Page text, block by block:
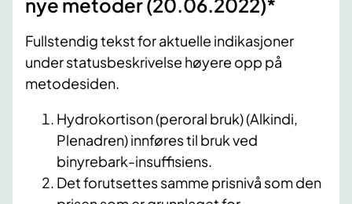
Fullstendig tekst for aktuelle indikasjoner
under statusbeskrivelse høyere opp på
metodesiden.
Hydrokortison (peroral bruk) (Alkindi,
Plenadren) innføres til bruk ved
binyrebark-insuffisiens.
Det forutsettes samme prisnivå som den